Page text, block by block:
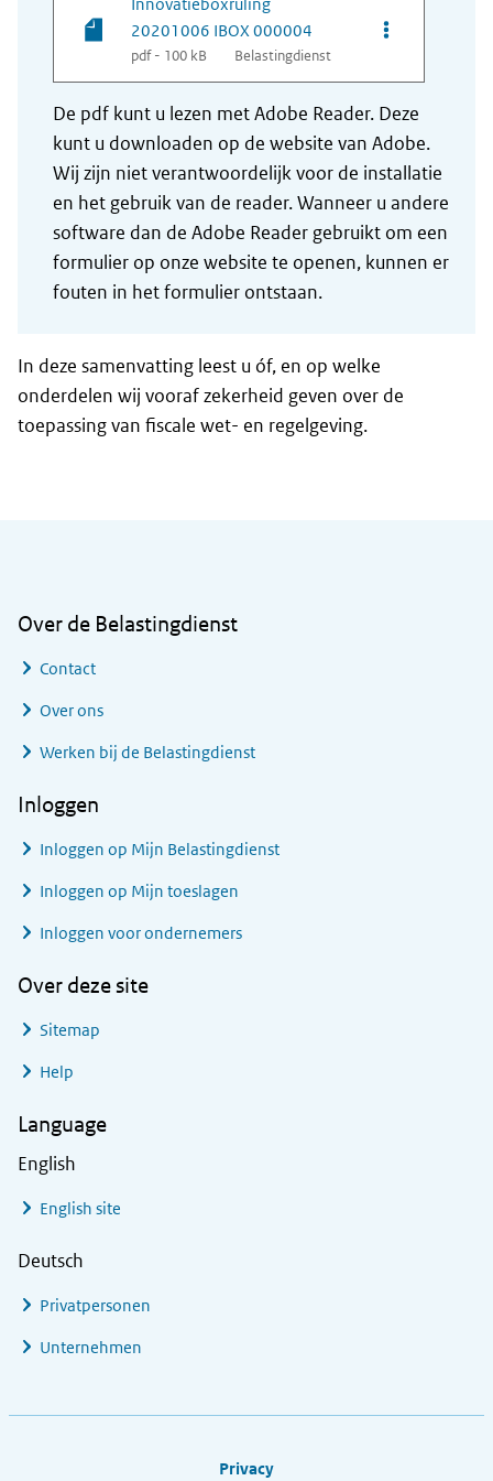
20201006 IBOX 000004
pdf - 100 kB Belastingdienst
Opties van
De pdf kunt u lezen met Adobe Reader. Deze
kunt u downloaden op de website van Adobe.
Wij zijn niet verantwoordelijk voor de installatie
en het gebruik van de reader. Wanneer u andere
software dan de Adobe Reader gebruikt om een
formulier op onze website te openen, kunnen er
fouten in het formulier ontstaan.
In deze samenvatting leest u óf, en op welke
onderdelen wij vooraf zekerheid geven over de
toepassing van fiscale wet- en regelgeving.
Over de Belastingdienst
Contact
Over ons
Werken bij de Belastingdienst
Inloggen
Inloggen op Mijn Belastingdienst
Inloggen op Mijn toeslagen
Inloggen voor ondernemers
Over deze site
Sitemap
Help
Language
English
English site
Deutsch
Privatpersonen
Unternehmen
Privacy